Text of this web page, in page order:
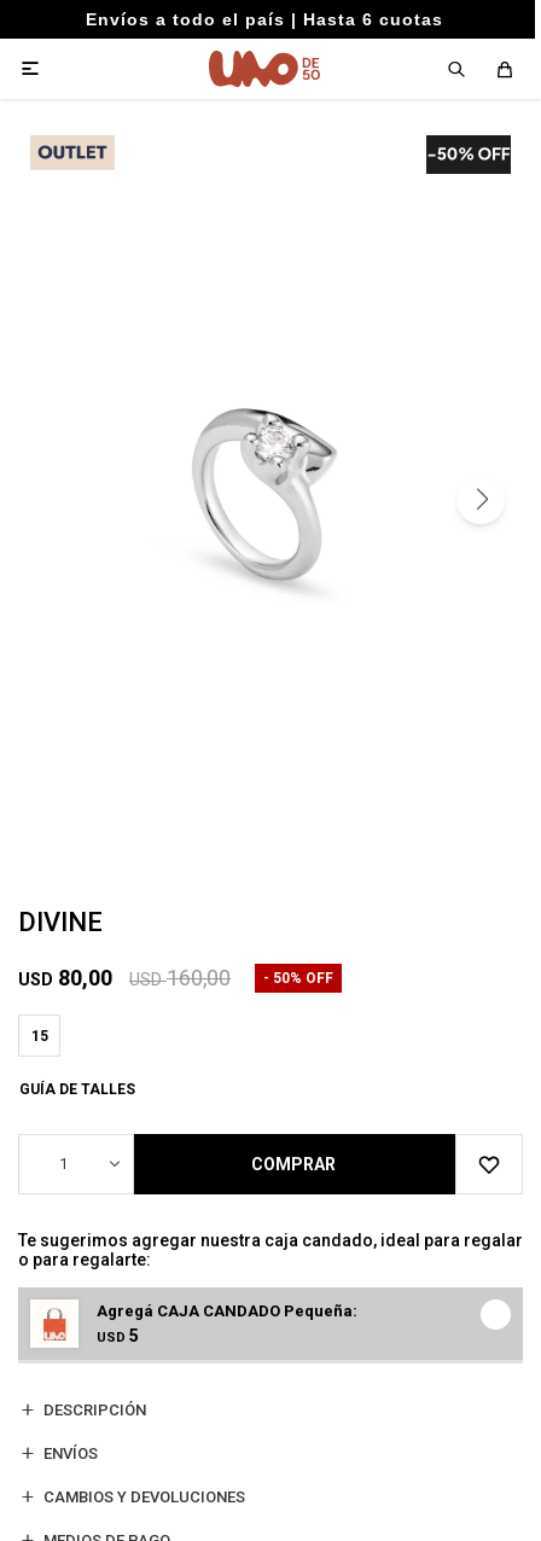
Envíos a todo el país | Hasta 6 cuotas

DIVINE
USD 80,00 USD 160,00 50
15
GUÍA DE TALLES
1 COMPRAR
Te sugerimos agregar nuestra caja candado, ideal para regalar
o para regalarte:
Agregá CAJA CANDADO Pequeña:
USD 5
DESCRIPCIÓN
ENVÍOS
CAMBIOS Y DEVOLUCIONES